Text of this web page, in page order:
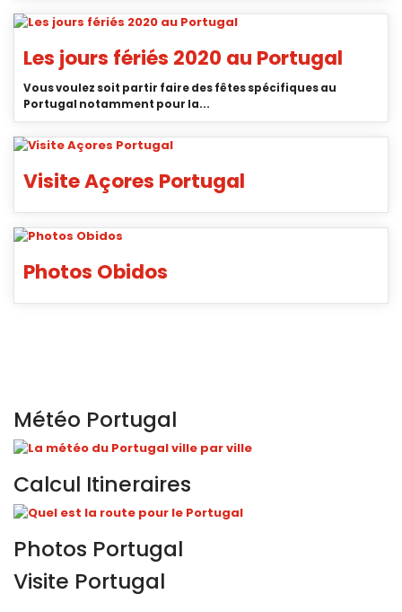
Les jours fériés 2020 au Portugal
Vous voulez soit partir faire des fêtes spécifiques au
Portugal notamment pour la...
Visite Açores Portugal
Photos Obidos
Météo Portugal
Calcul Itineraires
Photos Portugal
Visite Portugal